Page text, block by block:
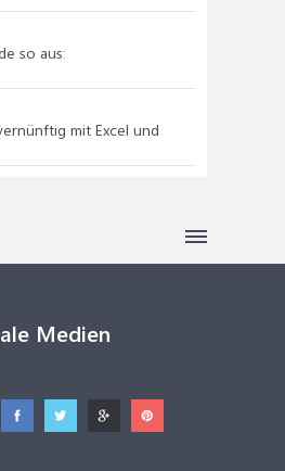
so aus:
mit Excel und
Medien